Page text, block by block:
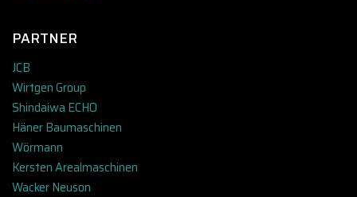
PARTNER
JCB
Wirtgen Group
Shindaiwa ECHO
Häner Baumaschinen
Wörmann
Kersten Arealmaschinen
Wacker Neuson